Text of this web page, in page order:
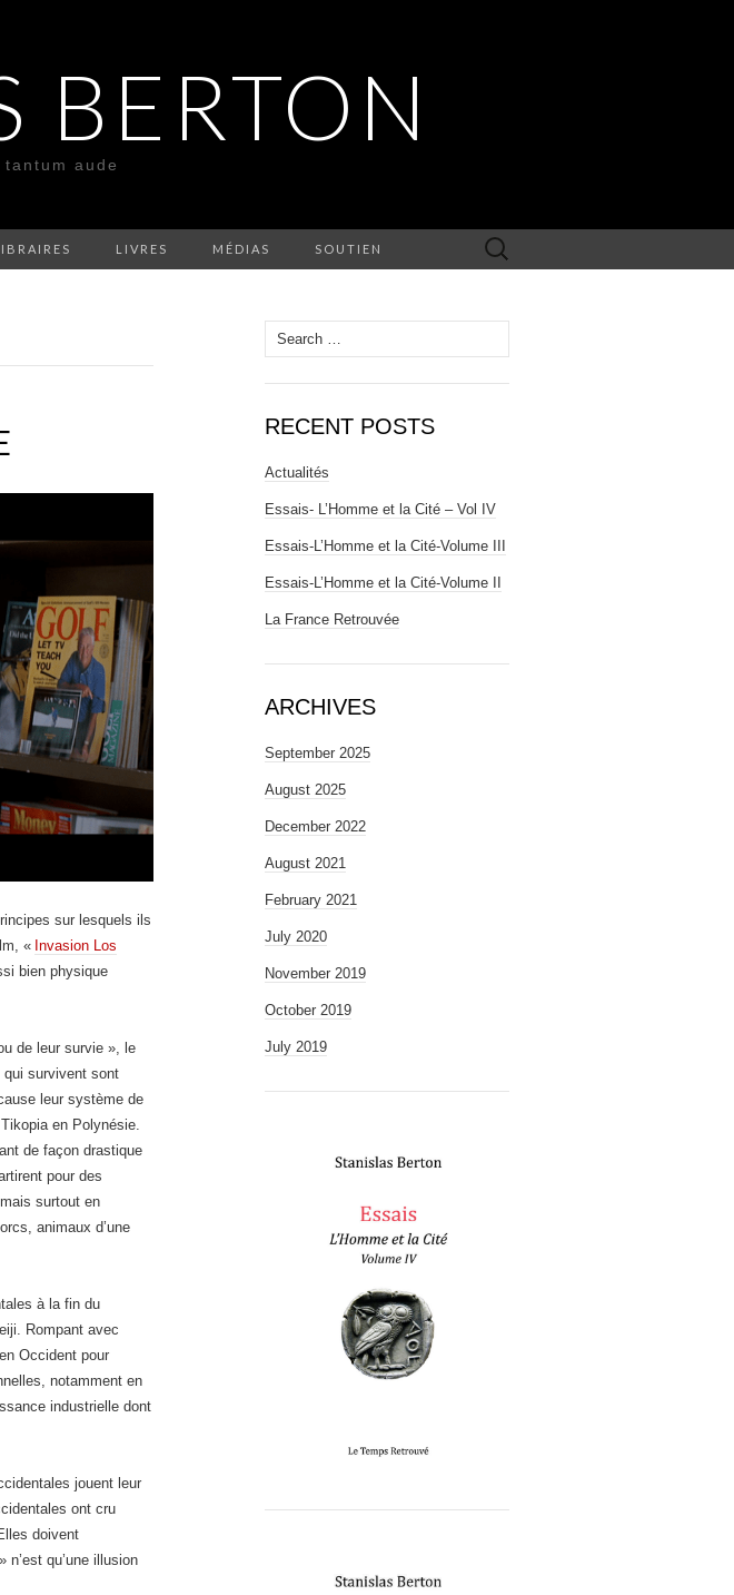
BERTON
aude
LIVRES MÉDIAS SOUTIEN
Search
for:
sur lesquels ils
« Invasion Los
bien physique
de leur survie », le
qui survivent sont
leur système de
en Polynésie.
de façon drastique
pour des
surtout en
animaux d’une
à la fin du
Rompant avec
Occident pour
notamment en
industrielle dont
jouent leur
ont cru
doivent
qu’une illusion
Search
for:
RECENT POSTS
Actualités
Essais- L’Homme et la Cité – Vol IV
Essais-L’Homme et la Cité-Volume III
Essais-L’Homme et la Cité-Volume II
La France Retrouvée
ARCHIVES
September 2025
August 2025
December 2022
August 2021
February 2021
July 2020
November 2019
October 2019
July 2019